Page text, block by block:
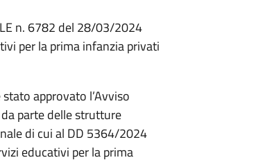
n. 6782 del 28/03/2024
per la prima infanzia privati
approvato l’Avviso
parte delle strutture
di cui al DD 5364/2024
educativi per la prima